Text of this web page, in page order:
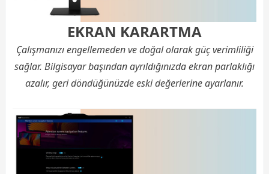
EKRAN KARARTMA
Çalışmanızı engellemeden ve doğal olarak güç verimliliği
sağlar. Bilgisayar başından ayrıldığınızda ekran parlaklığı
azalır, geri döndüğünüzde eski değerlerine ayarlanır.